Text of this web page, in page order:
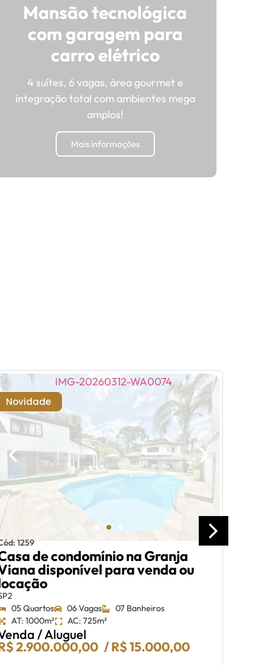
Mansão tecnológica
com garagem para
carro elétrico
4 suítes, 6 vagas, área gourmet e
integração total com ambientes mega
amplos!
Mais informações
Novidade
1259
de condomínio na Granja
disponível para venda ou
05 Quartos
06 Vagas
07 Banheiros
AT: 1000m²
AC: 725m²
/ Aluguel
2.900.000,00 / R$ 15.000,00